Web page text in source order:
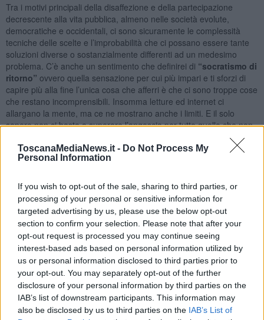
ToscanaMediaNews.it - Do Not Process My
Personal Information
If you wish to opt-out of the sale, sharing to third parties, or
processing of your personal or sensitive information for
targeted advertising by us, please use the below opt-out
section to confirm your selection. Please note that after your
opt-out request is processed you may continue seeing
interest-based ads based on personal information utilized by
us or personal information disclosed to third parties prior to
your opt-out. You may separately opt-out of the further
disclosure of your personal information by third parties on the
IAB’s list of downstream participants. This information may
also be disclosed by us to third parties on the IAB’s List of
Tra i motivi principali della disaffezione e della partecipazione
decrescente alla vita pubblica, almeno nelle società evolute,
democratiche e occidentali, ci sono sicuramente le complessità
tecniche delle scelte e l’improbabilità che ci possano essere tante
soluzioni diverse o sostanzialmente differenti ad un medesimo
problema. C’è anche un sentimento che definirei di “socratismo di
ritorno” ovvero quella sensazione per cui più impari e ti sforzi di
capire più alla fine l’unica cosa che afferri è che ci sono troppe cose
che restano incomprensibili. Insomma letture ed internet ci
allargano la mente, ma ce ne mostrano anche i limiti. E il solo
sapere non ci basta a superare l’angoscia per tutto quello che non
sappiamo e questo a volte ci paralizza e ci scoraggia. Quindi ci
sono anche ragioni accettabili che spingono una parte dell’opinione
pubblica a delegare ad altri le soluzioni da adottare e le tattiche per
motivazioni meno generose, che probabilmente hanno un certo
peso nell’ingrossare le fila dei disaffezionati e dei menefreghisti.
Ma quello che mi risulta più fastidioso è che molti affidino le
soluzioni dei problemi collettivi a gruppi o leader che non sembrano
affatto meritare la fiducia dei cittadini e che propongono soluzioni in
base a ragionamenti emotivi.Di pancia.Insomma non trovo niente
di male nel delegare altri a scegliere per noi, ma nel momento in
cui deleghiamo abbiamo l’obbligo morale di selezionare i soggetti
migliori (e anche qui buone letture e informazioni non mancano per
effettuare scelte corrette). Allora come è possibile che ci sia ancora
spazio per soluzioni “spazzatura” e per “idee e personaggi